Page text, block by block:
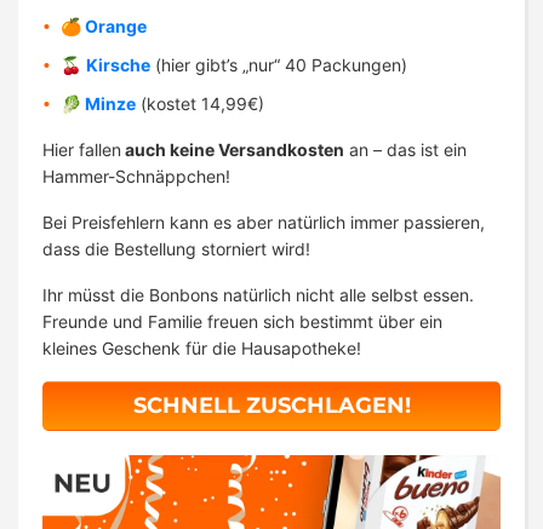
🍊 Orange
🍒 Kirsche (hier gibt’s „nur“ 40 Packungen)
🥬 Minze (kostet 14,99€)
Hier fallen auch keine Versandkosten an – das ist ein
Hammer-Schnäppchen!
Bei Preisfehlern kann es aber natürlich immer passieren,
dass die Bestellung storniert wird!
Ihr müsst die Bonbons natürlich nicht alle selbst essen.
Freunde und Familie freuen sich bestimmt über ein
kleines Geschenk für die Hausapotheke!
SCHNELL ZUSCHLAGEN!